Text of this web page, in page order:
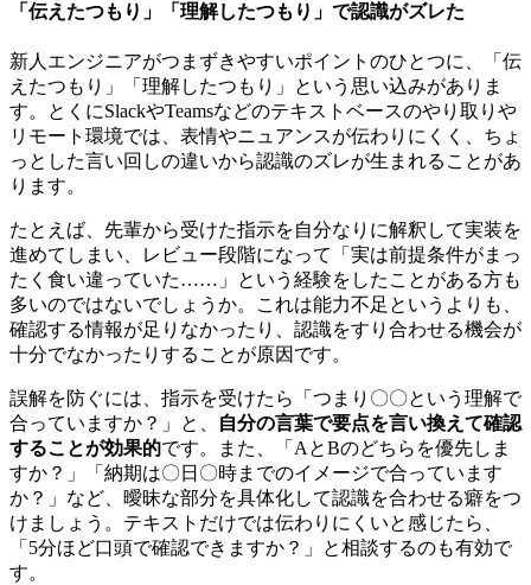
「伝えたつもり」「理解したつもり」で認識がズレた
新人エンジニアがつまずきやすいポイントのひとつに、「伝
えたつもり」「理解したつもり」という思い込みがありま
す。とくにSlackやTeamsなどのテキストベースのやり取りや
リモート環境では、表情やニュアンスが伝わりにくく、ちょ
っとした言い回しの違いから認識のズレが生まれることがあ
ります。
たとえば、先輩から受けた指示を自分なりに解釈して実装を
進めてしまい、レビュー段階になって「実は前提条件がまっ
たく食い違っていた……」という経験をしたことがある方も
多いのではないでしょうか。これは能力不足というよりも、
確認する情報が足りなかったり、 認識をすり合わせる機会が
十分でなかったりすることが原因 です。
誤解を防ぐには、指示を受けたら「つまり〇〇という理解で
合っていますか？」と、
自分の言葉で要点を言い換えて確認
することが効果的です。また、「AとBのどちらを優先しま
すか？」「納期は〇日〇時までのイメージで合っています
か？」など、曖昧な部分を具体化して認識を合わせる癖をつ
けましょう。テキストだけでは伝わりにくいと感じたら、
「5分ほど口頭で確認できますか？」と相談するのも有効で
す。